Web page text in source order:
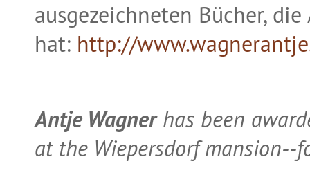
ausgezeichneten Bücher,
hat: http://
Antje Wagnerhas been
at the Wiepersdorf